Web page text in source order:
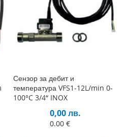
Сензор за дебит и
температура VFS1-12L/min 0-
100°C 3/4“ INOX
0,00 лв.
0.00 €